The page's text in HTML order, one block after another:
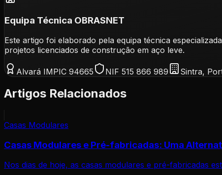
Equipa Técnica OBRASNET
Este artigo foi elaborado pela equipa técnica
projetos licenciados de construção em aço leve.
Alvará IMPIC 94665 NIF 515 866 989 Sintra,
Artigos Relacionados
Casas Modulares
Casas Modulares e Pré-fabricadas: Uma
Nos dias de hoje, as casas modulares e pré-fabricadas